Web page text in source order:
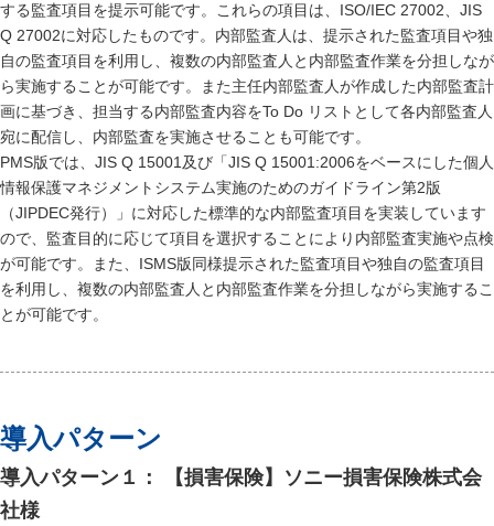
する監査項目を提示可能です。これらの項目は、ISO/IEC 27002、JIS
Q 27002に対応したものです。内部監査人は、提示された監査項目や独
自の監査項目を利用し、複数の内部監査人と内部監査作業を分担しなが
ら実施することが可能です。また主任内部監査人が作成した内部監査計
画に基づき、担当する内部監査内容をTo Do リストとして各内部監査人
宛に配信し、内部監査を実施させることも可能です。
PMS版では、JIS Q 15001及び「JIS Q 15001:2006をベースにした個人
情報保護マネジメントシステム実施のためのガイドライン第2版
（JIPDEC発行）」に対応した標準的な内部監査項目を実装しています
ので、監査目的に応じて項目を選択することにより内部監査実施や点検
が可能です。また、ISMS版同様提示された監査項目や独自の監査項目
を利用し、複数の内部監査人と内部監査作業を分担しながら実施するこ
とが可能です。
導入パターン
導入パターン１： 【損害保険】ソニー損害保険株式会
社様